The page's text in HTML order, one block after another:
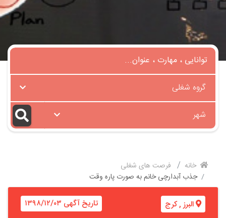
گروه شغلی
شهر
خانه
فرصت های شغلی
جذب آبدارچی خانم به صورت پاره وقت
البرز,کرج تاریخ آگهی ۱۳۹۸/۱۲/۰۳